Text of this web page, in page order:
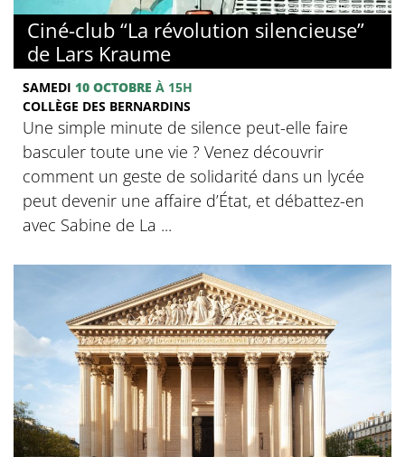
© Collège des Bernardins
Ciné-club “La révolution silencieuse”
de Lars Kraume
SAMEDI 10 OCTOBRE À 15H
COLLÈGE DES BERNARDINS
Une simple minute de silence peut-elle faire
basculer toute une vie ? Venez découvrir
comment un geste de solidarité dans un lycée
peut devenir une affaire d’État, et débattez-en
avec Sabine de La ...